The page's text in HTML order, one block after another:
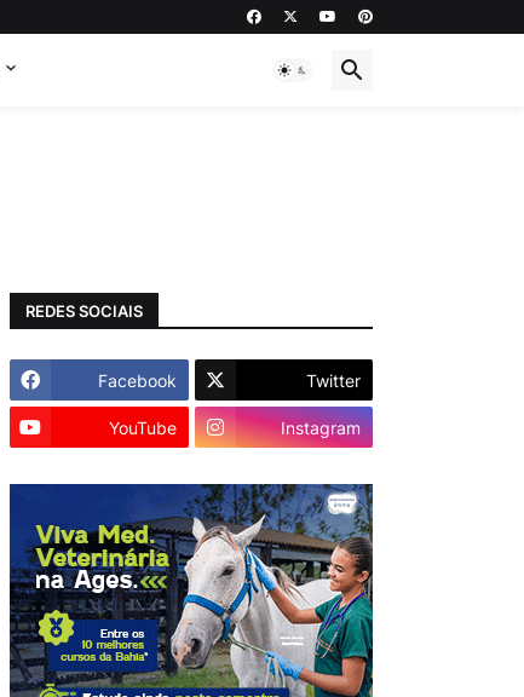
REDES SOCIAIS
Facebook Twitter
YouTube Instagram